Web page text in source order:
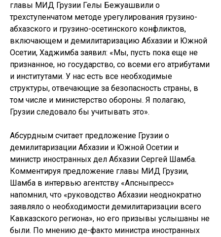
главы МИД Грузии Гелы Бежуашвили о
трехступенчатом методе урегулирования грузино-
абхазского и грузино-осетинского конфликтов,
включающем и демилитаризацию Абхазии и Южной
Осетии, Хаджимба заявил: «Мы, пусть пока еще не
признанное, но государство, со всеми его атрибутами
и институтами. У нас есть все необходимые
структуры, отвечающие за безопасность страны, в
том числе и министерство обороны. Я полагаю,
Грузии следовало бы учитывать это».
Абсурдным считает предложение Грузии о
демилитаризации Абхазии и Южной Осетии и
министр иностранных дел Абхазии Сергей Шамба.
Комментируя предложение главы МИД Грузии,
Шамба в интервью агентству «Апсныпресс»
напомнил, что «руководство Абхазии неоднократно
заявляло о необходимости демилитаризации всего
Кавказского региона», но его призывы услышаны не
были. По мнению де-факто министра иностранных